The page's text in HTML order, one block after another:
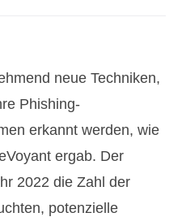
neue Techniken,
Phishing-
erkannt werden, wie
ergab. Der
2022 die Zahl der
potenzielle